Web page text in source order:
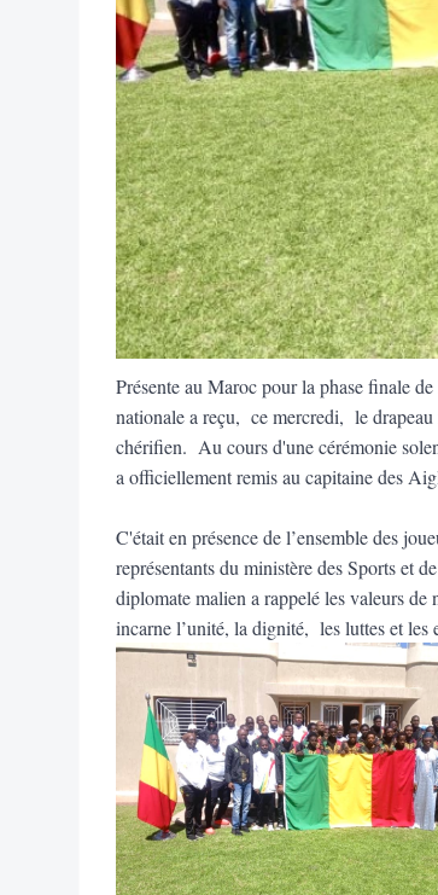
Présente au Maroc pour la phase finale
nationale a reçu, ce mercredi, le drapeau
chérifien. Au cours d'une cérémonie
a officiellement remis au capitaine des
C'était en présence de l’ensemble des
représentants du ministère des Sports et
diplomate malien a rappelé les valeurs de
incarne l’unité, la dignité, les luttes et les